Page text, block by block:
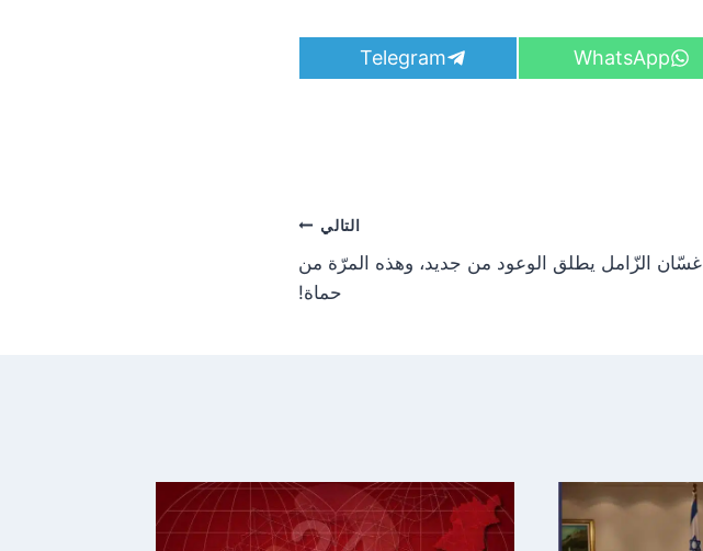
S
h
WhatsApp
S
h
Telegram
التالي
غسّان الزّامل يطلق الوعود من جديد، وهذه المرّة من
حماة!